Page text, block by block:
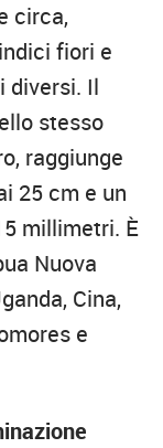
circa,
fiori e
diversi. Il
stesso
raggiunge
25 cm e un
millimetri. È
Nuova
Cina,
e